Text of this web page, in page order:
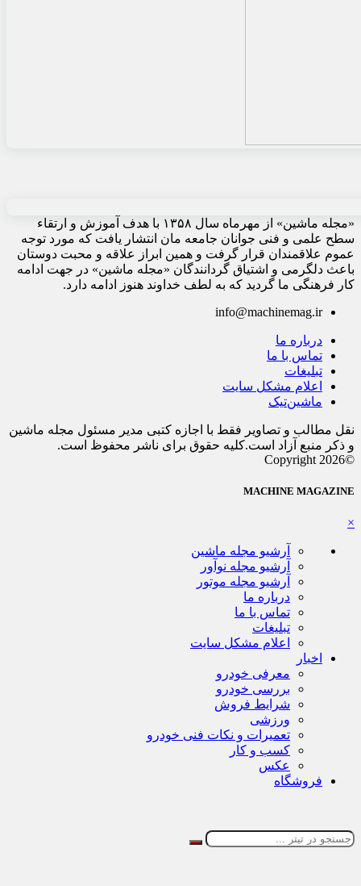
«مجله ماشین» از مهرماه سال ۱۳۵۸ با هدف آموزش و ارتقاء
سطح علمی و فنی جوانان جامعه مان انتشار یافت که مورد توجه
عموم علاقمندان قرار گرفت و همین ابراز علاقه و محبت دوستان
باعث دلگرمی و اشتیاق گردانندگان «مجله ماشین» در جهت ادامه
کار فرهنگی ما گردید که به لطف خداوند هنوز ادامه دارد.
info@machinemag.ir
درباره ما
تماس با ما
تبلیغات
اعلام مشکل سایت
ماشین‌تیک
نقل مطالب و تصاویر فقط با اجازه کتبی مدیر مسئول مجله ماشین
و ذکر منبع آزاد است.کلیه حقوق برای ناشر محفوظ است.
©Copyright 2026
MACHINE MAGAZINE
×
آرشیو مجله ماشین
آرشیو مجله نوآور
آرشیو مجله موتور
درباره ما
تماس با ما
تبلیغات
اعلام مشکل سایت
اخبار
معرفی خودرو
بررسی خودرو
شرایط فروش
ورزشی
تعمیرات و نکات فنی خودرو
کسب و کار
عکس
فروشگاه